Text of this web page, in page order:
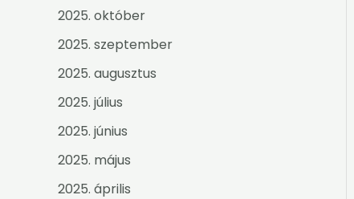
2025. október
2025. szeptember
2025. augusztus
2025. július
2025. június
2025. május
2025. április